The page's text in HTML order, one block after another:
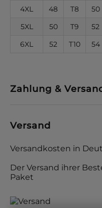
4XL
48 T8 50
5XL
50 T9 52
6XL
52 T10 54
Zahlung &
Versand
Versandkosten in
Der Versand ihrer
Paket